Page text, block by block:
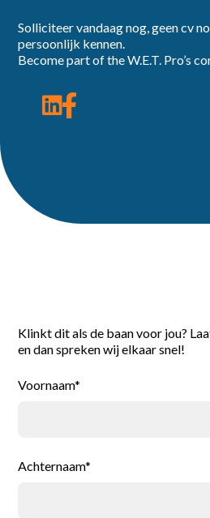
Solliciteer vandaag nog, geen cv
persoonlijk kennen.
Become part of the W.E.T. Pro’s
Klinkt dit als de baan voor jou?
en dan spreken wij elkaar snel!
Voornaam*
Achternaam*